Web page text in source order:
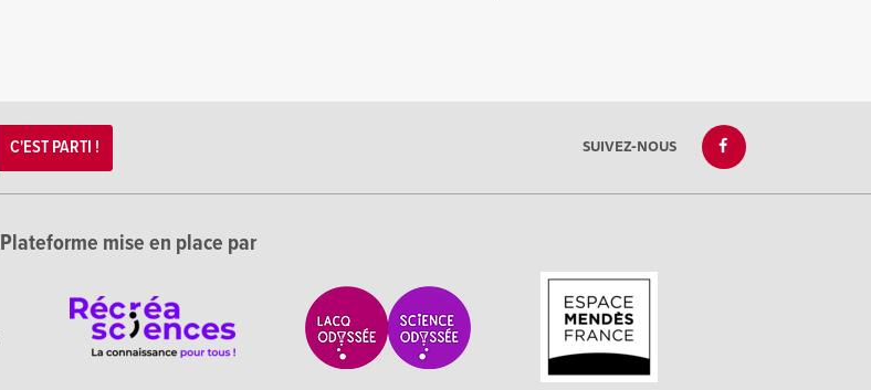
C'EST PARTI ! SUIVEZ-NOUS
Plateforme mise en place par